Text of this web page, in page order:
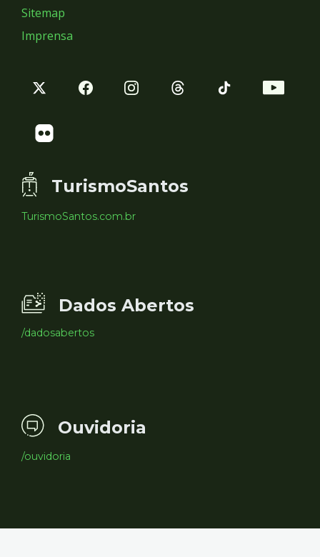
Sitemap
Imprensa
TurismoSantos
TurismoSantos.com.br
Dados Abertos
/dadosabertos
Ouvidoria
/ouvidoria